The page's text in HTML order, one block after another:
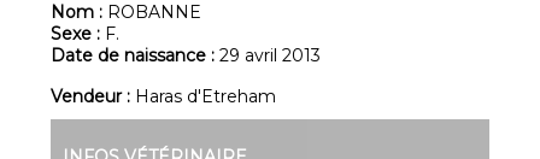
Nom : ROBANNE
Sexe : F.
Date de naissance :29 avril 2013
Vendeur : Haras d'Etreham